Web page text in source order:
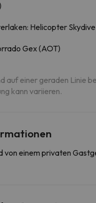
Helicopter Skydive
Gex (AOT)
auf einer geraden Linie
kann variieren.
von einem privaten